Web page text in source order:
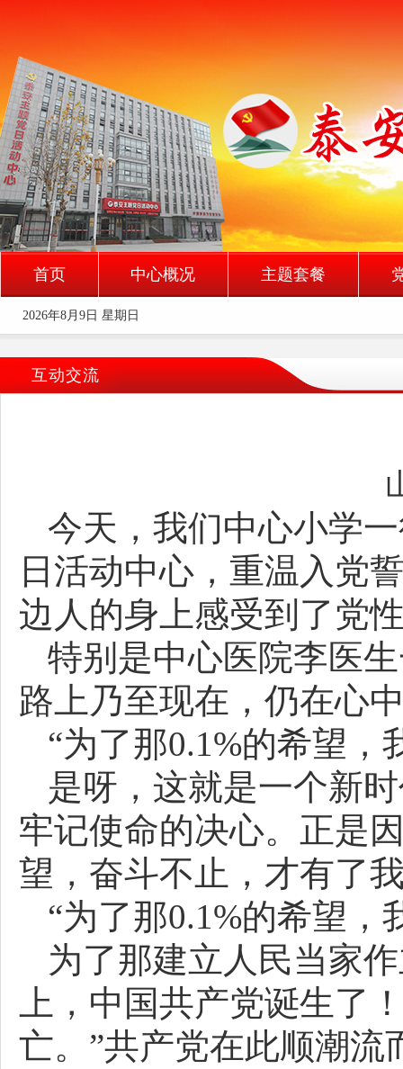
首页 中心概况 主题套餐
2026年8月9日 星期日
互动交流
今天，我们中心小学
日活动中心，重温入党
边人的身上感受到了党
特别是中心医院李医
路上乃至现在，仍在心
“为了那0.1%的希望，
是呀，这就是一个新
牢记使命的决心。正是
望，奋斗不止，才有了
“为了那0.1%的希望，
为了那建立人民当家
上，中国共产党诞生了
亡。”共产党在此顺潮